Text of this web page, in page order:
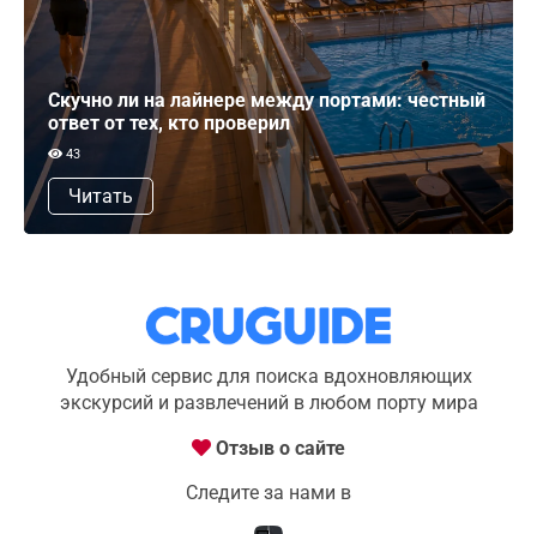
Скучно ли на лайнере между портами: честный
ответ от тех, кто проверил
43
Читать
Удобный сервис для поиска вдохновляющих
экскурсий и развлечений в любом порту мира
Отзыв о сайте
Следите за нами в